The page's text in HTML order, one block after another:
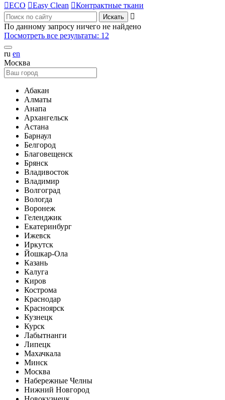
ECO Easy Clean Контрактные ткани

По данному запросу ничего не найдено
Посмотреть все результаты: 12
ru en
Москва
Абакан
Алматы
Анапа
Архангельск
Астана
Барнаул
Белгород
Благовещенск
Брянск
Владивосток
Владимир
Волгоград
Вологда
Воронеж
Геленджик
Екатеринбург
Ижевск
Иркутск
Йошкар-Ола
Казань
Калуга
Киров
Кострома
Краснодар
Красноярск
Кузнецк
Курск
Лабытнанги
Липецк
Махачкала
Минск
Москва
Набережные Челны
Нижний Новгород